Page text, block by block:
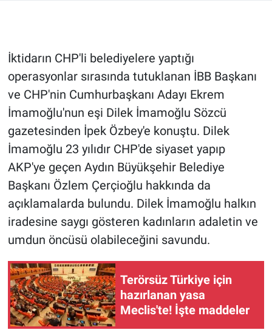
İktidarın CHP'li belediyelere yaptığı
operasyonlar sırasında tutuklanan İBB Başkanı
ve CHP'nin Cumhurbaşkanı Adayı Ekrem
İmamoğlu'nun eşi Dilek İmamoğlu Sözcü
gazetesinden İpek Özbey'e konuştu. Dilek
İmamoğlu 23 yılıdır CHP'de siyaset yapıp
AKP'ye geçen Aydın Büyükşehir Belediye
Başkanı Özlem Çerçioğlu hakkında da
açıklamalarda bulundu. Dilek İmamoğlu halkın
iradesine saygı gösteren kadınların adaletin ve
umdun öncüsü olabileceğini savundu.
Terörsüz Türkiye için
hazırlanan yasa
Meclis'te! İşte maddeler
Günün görüntüsü
Haber
İlan
Kimdir
Koronavirüs
Kültür Sanat
Ne demişti
Nedir
Popüler